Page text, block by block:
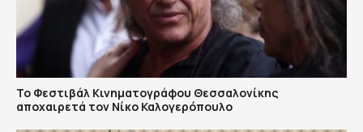
Το Φεστιβάλ Κινηματογράφου Θεσσαλονίκης
αποχαιρετά τον Νίκο Καλογερόπουλο